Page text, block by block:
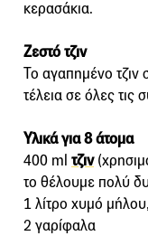
κερασάκια.
Ζεστό τζιν
Το αγαπημένο τζιν
τέλεια σε όλες τις
Υλικά για 8 άτομα
400 ml τζιν
το θέλουμε πολύ
1 λίτρο χυμό
2 γαρίφαλα